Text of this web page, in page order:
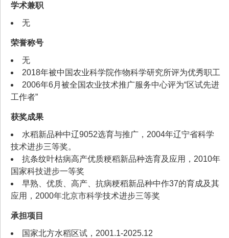
学术兼职
无
荣誉称号
无
2018年被中国农业科学院作物科学研究所评为优秀职工
2006年6月被全国农业技术推广服务中心评为“区试先进
工作者”
获奖成果
水稻新品种中辽9052选育与推广，2004年辽宁省科学
技术进步三等奖。
抗条纹叶枯病高产优质粳稻新品种选育及应用，2010年
国家科技进步一等奖
早熟、优质、高产、抗病粳稻新品种中作37的育成及其
应用，2000年北京市科学技术进步三等奖
承担项目
国家北方水稻区试，2001.1-2025.12